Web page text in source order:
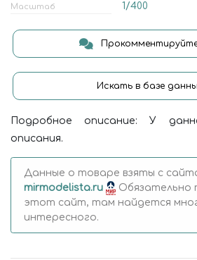
Масштаб 1/400
Искать в базе
Подробное описание: У
описания.
Данные о товаре взяты с
mirmodelista.ru
Обязательно
этот сайт, там найдется
интересного.